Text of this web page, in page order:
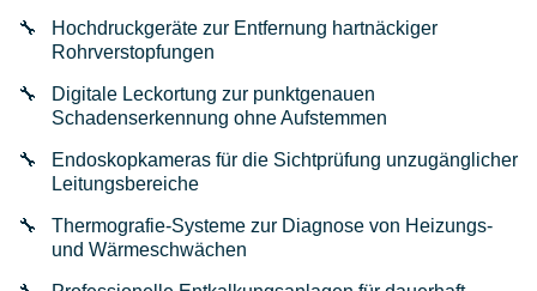
Hochdruckgeräte zur Entfernung hartnäckiger
Rohrverstopfungen
Digitale Leckortung zur punktgenauen
Schadenserkennung ohne Aufstemmen
Endoskopkameras für die Sichtprüfung unzugänglicher
Leitungsbereiche
Thermografie-Systeme zur Diagnose von Heizungs-
und Wärmeschwächen